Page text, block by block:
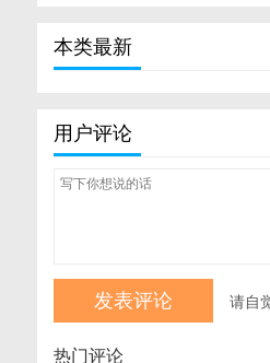
本类最新
用户评论
请自
热门评论